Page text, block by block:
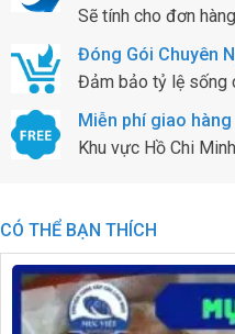
Sẽ tính cho đơn
Đóng Gói Chuyên
Đảm bảo tỷ lệ sống
Miễn phí giao hàng
Khu vực Hồ Chi Minh
CÓ THỂ BẠN THÍCH